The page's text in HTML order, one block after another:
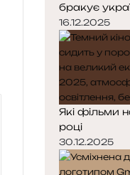
бракує
16.12.2025
Які фільми
році
30.12.2025